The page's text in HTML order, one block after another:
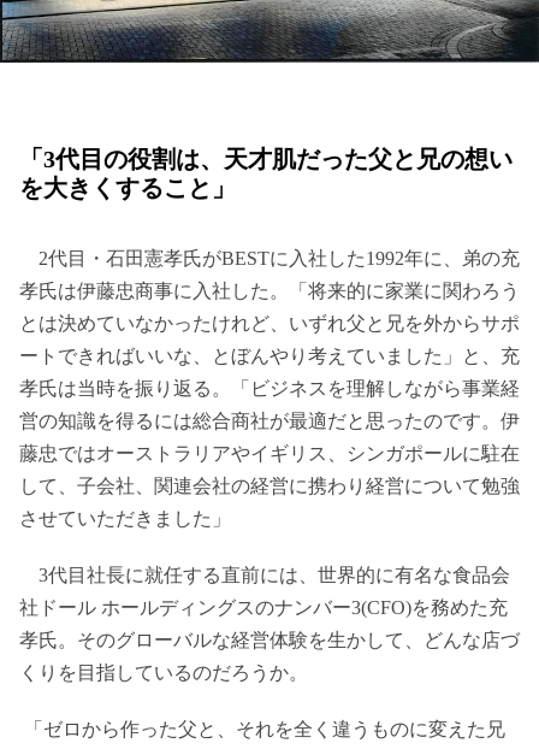
「3代目の役割は、天才肌だった父と兄の想い
を大きくすること」
2代目・石田憲孝氏がBESTに入社した1992年に、弟の充
孝氏は伊藤忠商事に入社した。「将来的に家業に関わろう
とは決めていなかったけれど、いずれ父と兄を外からサポ
ートできればいいな、とぼんやり考えていました」と、充
孝氏は当時を振り返る。「ビジネスを理解しながら事業経
営の知識を得るには総合商社が最適だと思ったのです。伊
藤忠ではオーストラリアやイギリス、シンガポールに駐在
して、子会社、関連会社の経営に携わり経営について勉強
させていただきました」
3代目社長に就任する直前には、世界的に有名な食品会
社ドール ホールディングスのナンバー3(CFO)を務めた充
孝氏。そのグローバルな経営体験を生かして、どんな店づ
くりを目指しているのだろうか。
「ゼロから作った父と、それを全く違うものに変えた兄